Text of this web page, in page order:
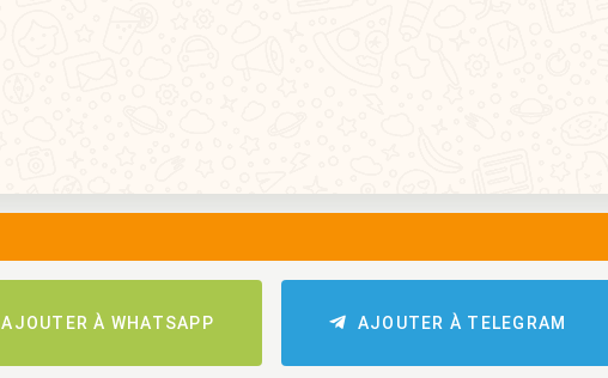
AJOUTER À WHATSAPP AJOUTER À TELEGRAM